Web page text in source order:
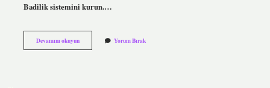
Badilik sistemini kurun.…
Devamını okuyunMotivasyon
Artırmak
Yorum Bırak